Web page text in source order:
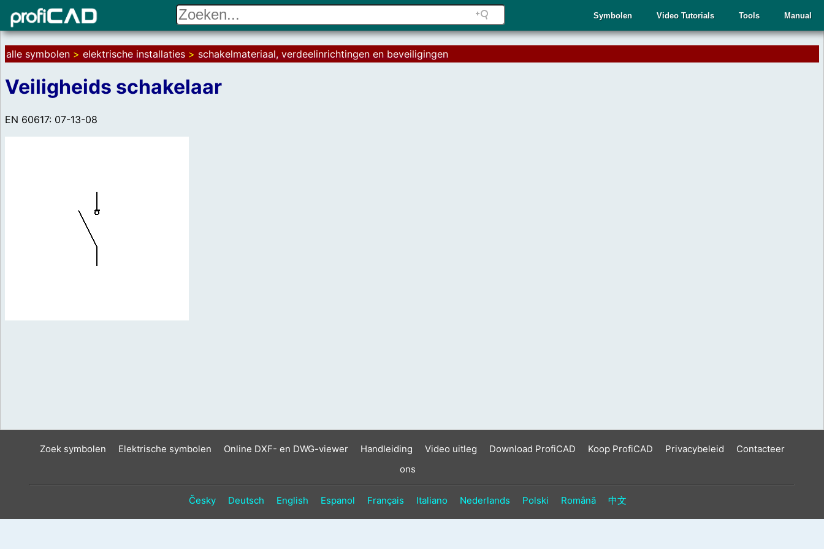
Manual
Tools
Video Tutorials
Symbolen
alle symbolen > elektrische installaties > schakelmateriaal, verdeelinrichtingen en beveiligingen
Veiligheids schakelaar
EN 60617: 07-13-08
Zoek symbolen Elektrische symbolen Online DXF- en DWG-viewer Handleiding Video uitleg Download ProfiCAD Koop ProfiCAD Privacybeleid
Contacteer
ons
Česky Deutsch English Espanol Français Italiano Nederlands Polski Română 中文